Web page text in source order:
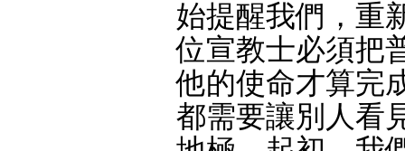
始提醒我們，重
位宣教士必須把
他的使命才算完
都需要讓別人看